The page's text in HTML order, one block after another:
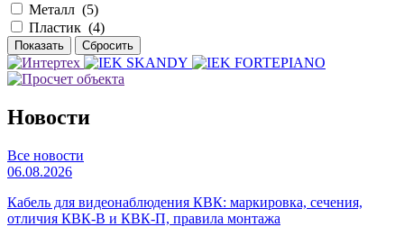
Металл (5)
Пластик (4)
Новости
Все новости
06.08.2026
Кабель для видеонаблюдения КВК: маркировка, сечения,
отличия КВК-В и КВК-П, правила монтажа